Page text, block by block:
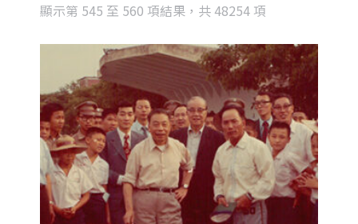
顯示第 545 至 560 項結果，共 48254 項
latest